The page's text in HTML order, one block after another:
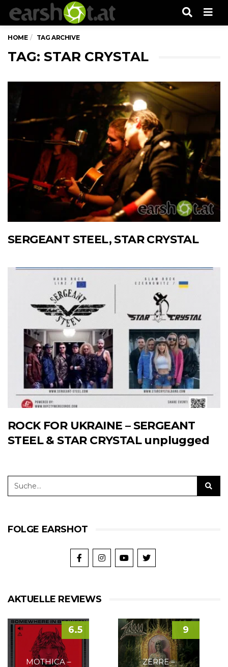
HOME TAG ARCHIVE
TAG: STAR CRYSTAL
SERGEANT STEEL, STAR CRYSTAL
ROCK FOR UKRAINE – SERGEANT
STEEL & STAR CRYSTAL unplugged
FOLGE EARSHOT
AKTUELLE REVIEWS
MOTHICA –
6.5
ZERRE –
9